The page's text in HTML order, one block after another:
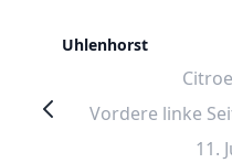
Uhlenhorst
Vordere linke
11.